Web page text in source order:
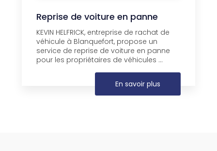
Reprise de voiture en panne
KEVIN HELFRICK, entreprise de rachat de
véhicule à Blanquefort, propose un
service de reprise de voiture en panne
pour les propriétaires de véhicules ...
En savoir plus